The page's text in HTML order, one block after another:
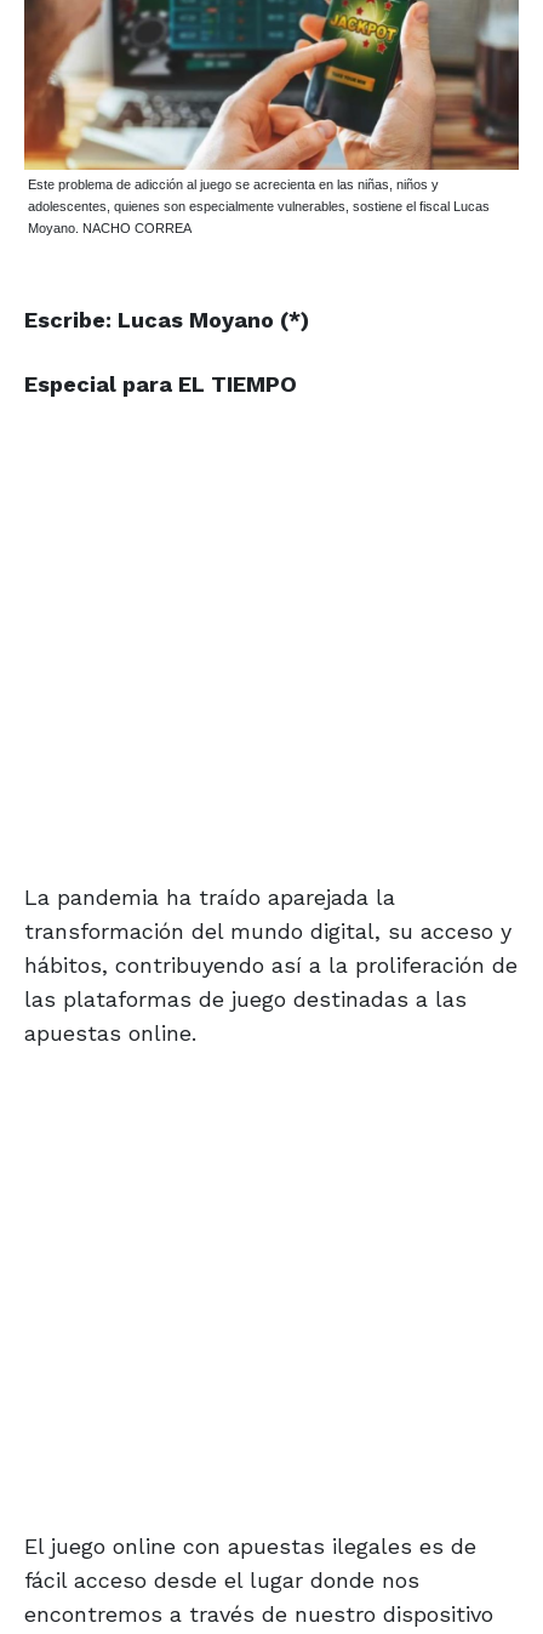
Este problema de adicción al juego se acrecienta en las niñas, niños y
adolescentes, quienes son especialmente vulnerables, sostiene el fiscal Lucas
Moyano. NACHO CORREA
Escribe: Lucas Moyano (*)
Especial para EL TIEMPO
La pandemia ha traído aparejada la
transformación del mundo digital, su acceso y
hábitos, contribuyendo así a la proliferación de
las plataformas de juego destinadas a las
apuestas online.
El juego online con apuestas ilegales es de
fácil acceso desde el lugar donde nos
encontremos a través de nuestro dispositivo